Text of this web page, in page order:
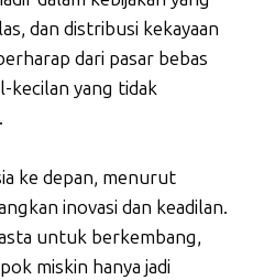
dan distribusi kekayaan
dari pasar bebas
kecilan yang tidak
ke depan, menurut
inovasi dan keadilan.
untuk berkembang,
miskin hanya jadi